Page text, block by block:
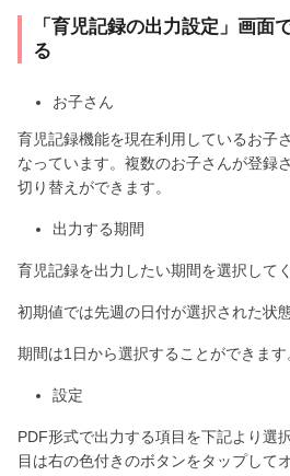
「育児記録の出力設定」画面
る
お子さん
育児記録機能を現在利用しているお子
なっています。複数のお子さんが登録
切り替えができます。
出力する期間
育児記録を出力したい期間を選択して
初期値では先週の日付が選択された状
期間は1日から選択することができます
設定
PDF形式で出力する項目を下記より選
目は右の色付きのボタンをタップして